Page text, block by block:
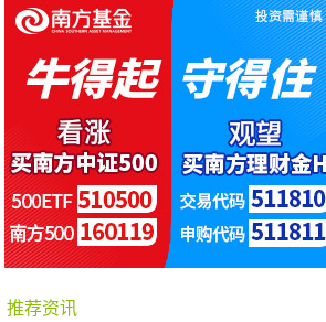
推荐资讯